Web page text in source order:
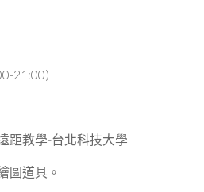
21:00)
距教學-台北科技大學
圖道具。